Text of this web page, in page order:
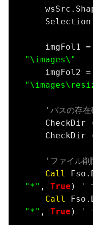
"\images\"
'パスの存在
'ファイル削
Call
"*" , True )
'
Call
"*" , True ) '